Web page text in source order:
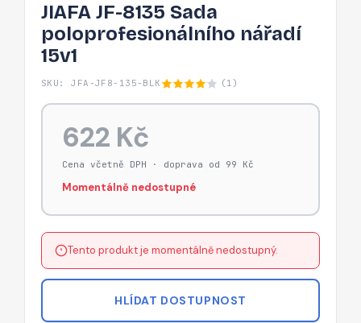
JIAFA JF-8135 Sada
poloprofesionálního nářadí
15v1
SKU: JFA-JF8-135-BLK (1)
622 Kč
Cena včetně DPH · doprava od 99 Kč
Momentálně nedostupné
Tento produkt je momentálně nedostupný.
HLÍDAT DOSTUPNOST